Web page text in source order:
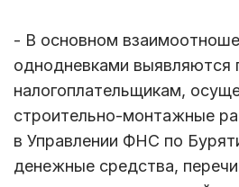
- В основном
однодневками выявляются
налогоплательщикам,
строительно-монтажные
в Управлении ФНС по
денежные средства,